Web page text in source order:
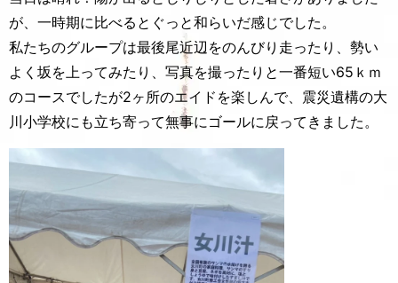
が、一時期に比べるとぐっと和らいだ感じでした。
私たちのグループは最後尾近辺をのんびり走ったり、勢い
よく坂を上ってみたり、写真を撮ったりと一番短い65ｋｍ
のコースでしたが2ヶ所のエイドを楽しんで、震災遺構の大
川小学校にも立ち寄って無事にゴールに戻ってきました。